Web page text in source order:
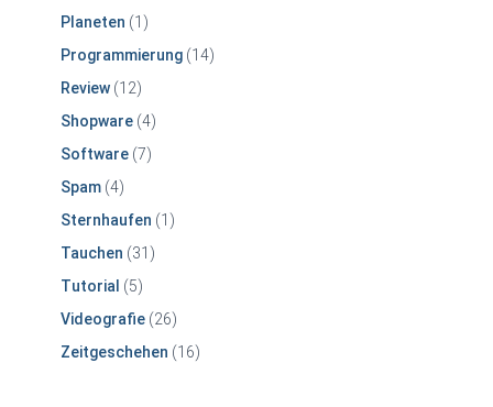
Planeten (1)
Programmierung (14)
Review (12)
Shopware (4)
Software (7)
Spam (4)
Sternhaufen (1)
Tauchen (31)
Tutorial (5)
Videografie (26)
Zeitgeschehen (16)